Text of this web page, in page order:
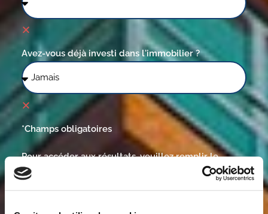
Avez-vous déjà investi dans l'immobilier ?
*Champs obligatoires
Pour accéder aux résultats, veuillez remplir le
formulaire ci-dessous
Nom